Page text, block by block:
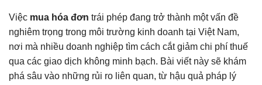
Việc mua hóa đơn trái phép đang trở thành một vấn đề
nghiêm trọng trong môi trường kinh doanh tại Việt Nam,
nơi mà nhiều doanh nghiệp tìm cách cắt giảm chi phí thuế
qua các giao dịch không minh bạch. Bài viết này sẽ khám
phá sâu vào những rủi ro liên quan, từ hậu quả pháp lý